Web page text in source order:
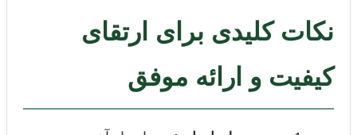
نکات کلیدی برای ارتقای
کیفیت و ارائه موفق